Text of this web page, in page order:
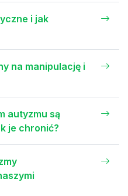
i jak
na manipulację i
autyzmu są
je chronić?